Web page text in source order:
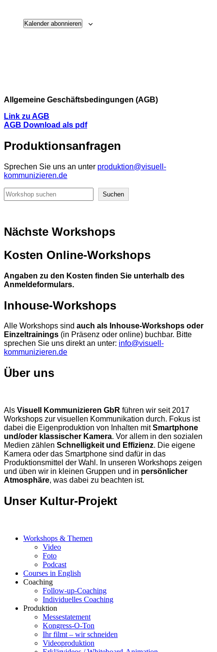
Kalender abonnieren
Allgemeine Geschäftsbedingungen (AGB)
Link zu AGB
AGB Download als pdf
Produktionsanfragen
Sprechen Sie uns an unter produktion@visuell-
kommunizieren.de
Suchen
Suchen
Nächste Workshops
Kosten Online-Workshops
Angaben zu den Kosten finden Sie unterhalb des
Anmeldeformulars.
Inhouse-Workshops
Alle Workshops sind auch als Inhouse-Workshops oder
Einzeltrainings (in Präsenz oder online) buchbar. Bitte
sprechen Sie uns direkt an unter: info@visuell-
kommunizieren.de
Über uns
Als Visuell Kommunizieren GbR führen wir seit 2017
Workshops zur visuellen Kommunikation durch. Fokus ist
dabei die Eigenproduktion von Inhalten mitSmartphone
und/oder klassischer Kamera. Vor allem in den sozialen
Medien zählen Schnelligkeit und Effizienz. Die eigene
Kamera oder das Smartphone sind dafür in das
Produktionsmittel der Wahl. In unseren Workshops zeigen
und üben wir in kleinen Gruppen und in persönlicher
Atmosphäre, was dabei zu beachten ist.
Unser Kultur-Projekt
Workshops & Themen
Video
Foto
Podcast
Courses in English
Coaching
Follow-up-Coaching
Individuelles Coaching
Produktion
Messestatement
Kongress-O-Ton
Ihr filmt – wir schneiden
Videoproduktion